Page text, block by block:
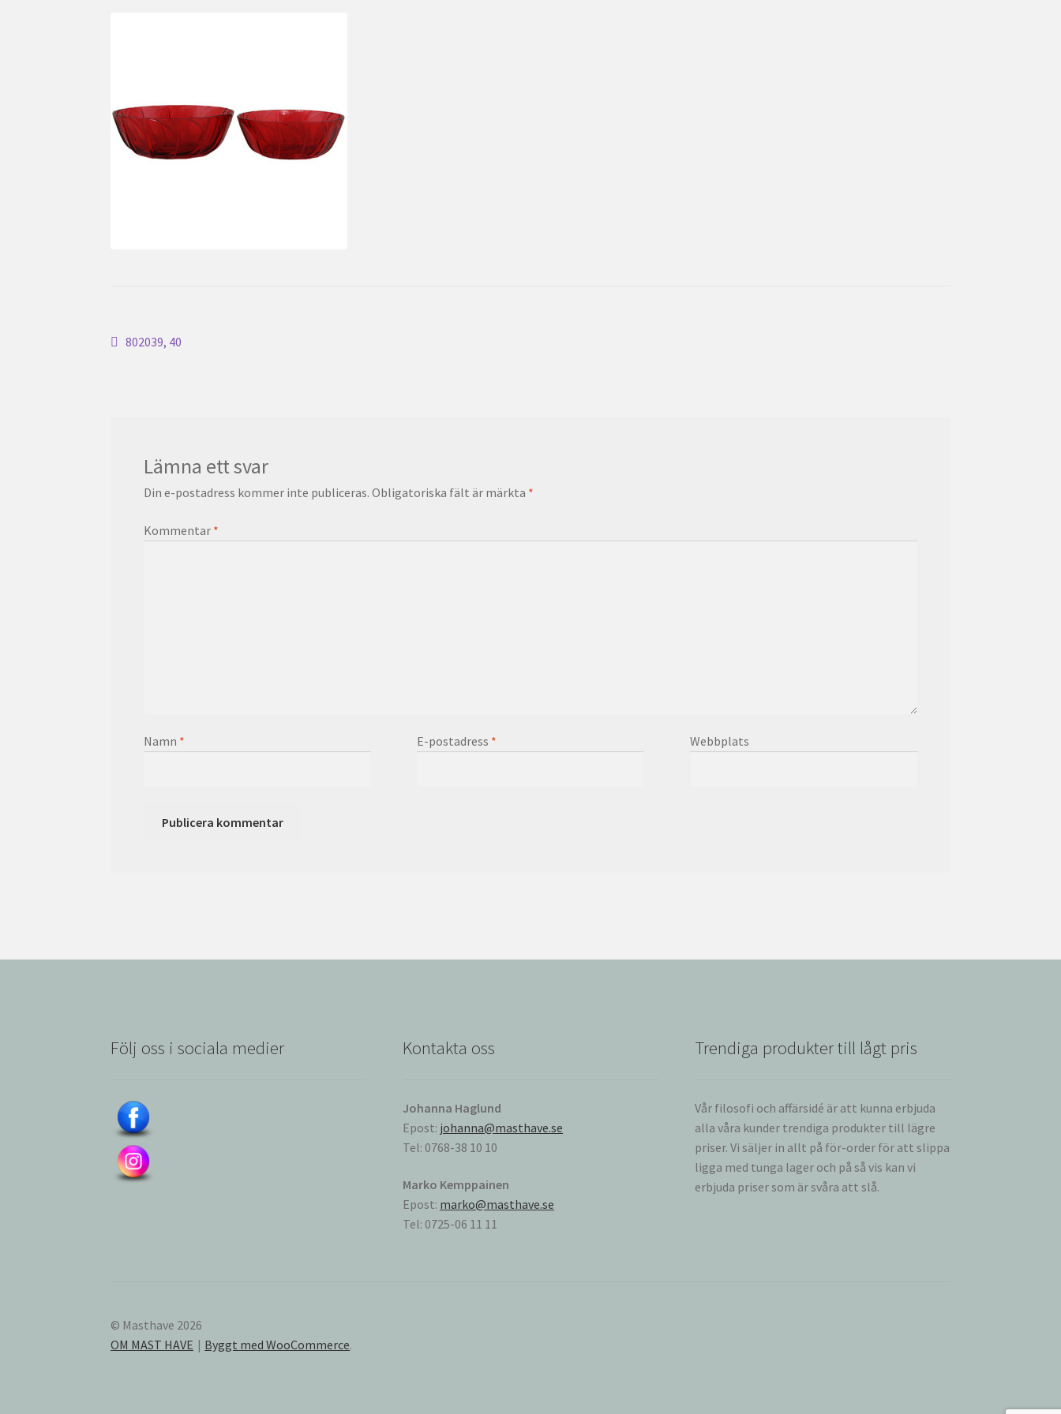
Inläggsnavigering
Föregående
802039, 40
Lämna ett svar
Din e-postadress kommer inte publiceras. Obligatoriska fält är märkta *
Kommentar *
Namn * E-postadress * Webbplats
Följ oss i sociala medier Kontakta oss
Johanna Haglund
Epost: johanna@masthave.se
Tel: 0768-38 10 10
Marko Kemppainen
Epost: marko@masthave.se
Tel: 0725-06 11 11
Trendiga produkter till lågt pris
Vår filosofi och affärsidé är att kunna erbjuda
alla våra kunder trendiga produkter till lägre
priser. Vi säljer in allt på för-order för att slippa
ligga med tunga lager och på så vis kan vi
erbjuda priser som är svåra att slå.
© Masthave 2026
OM MAST HAVE
Byggt med WooCommerce.